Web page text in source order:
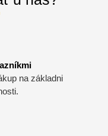
na základni